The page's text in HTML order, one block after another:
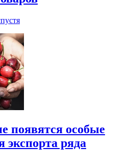
появятся особые
экспорта ряда